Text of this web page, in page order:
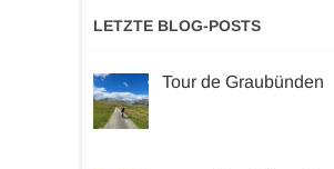
LETZTE BLOG-POSTS
Tour de Graubünden